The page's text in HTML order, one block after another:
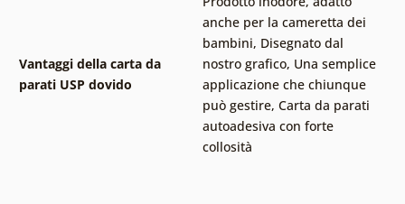
Vantaggi della carta da
parati USP dovido
anche per la cameretta dei
bambini, Disegnato dal
nostro grafico, Una semplice
applicazione che chiunque
può gestire, Carta da parati
autoadesiva con forte
collosità